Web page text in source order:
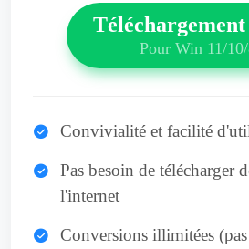
Pour Win 11/
Convivialité et facilité
Pas besoin de télécharger
l'internet
Conversions illimitées